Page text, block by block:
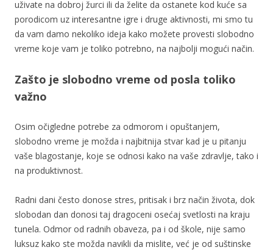
uživate na dobroj žurci ili da želite da ostanete kod kuće sa
porodicom uz interesantne igre i druge aktivnosti, mi smo tu
da vam damo nekoliko ideja kako možete provesti slobodno
vreme koje vam je toliko potrebno, na najbolji mogući način.
Zašto je slobodno vreme od posla toliko
važno
Osim očigledne potrebe za odmorom i opuštanjem,
slobodno vreme je možda i najbitnija stvar kad je u pitanju
vaše blagostanje, koje se odnosi kako na vaše zdravlje, tako i
na produktivnost.
Radni dani često donose stres, pritisak i brz način života, dok
slobodan dan donosi taj dragoceni osećaj svetlosti na kraju
tunela. Odmor od radnih obaveza, pa i od škole, nije samo
luksuz kako ste možda navikli da mislite, već je od suštinske